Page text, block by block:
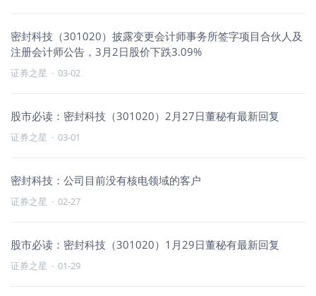
密封科技（301020）披露变更会计师事务所签字项目合伙人及
注册会计师公告，3月2日股价下跌3.09%
证券之星 · 03-02
股市必读：密封科技（301020）2月27日董秘有最新回复
证券之星 · 03-01
密封科技：公司目前没有核电领域的客户
证券之星 · 02-27
股市必读：密封科技（301020）1月29日董秘有最新回复
证券之星 · 01-29